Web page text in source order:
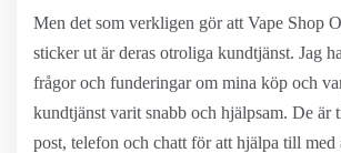
Men det som verkligen gör att Vape Shop
sticker ut är deras otroliga kundtjänst. Jag
frågor och funderingar om mina köp och
kundtjänst varit snabb och hjälpsam. De är
post, telefon och chatt för att hjälpa till